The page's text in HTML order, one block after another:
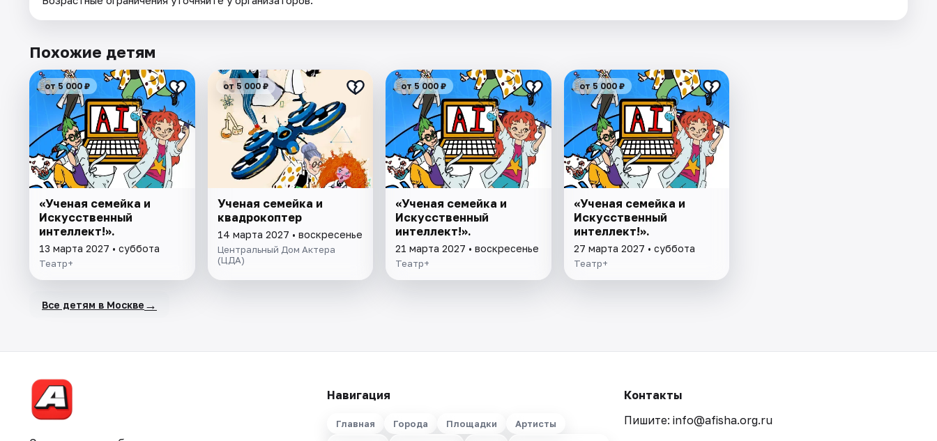
Похожие детям
от 5 000 ₽
«Ученая семейка и
Искусственный
интеллект!».
13 марта 2027 • суббота
Театр+
от 5 000 ₽
Ученая семейка и
квадрокоптер
14 марта 2027 • воскресенье
Центральный Дом Актера
(ЦДА)
от 5 000 ₽
«Ученая семейка и
Искусственный
интеллект!».
21 марта 2027 • воскресенье
Театр+
от 5 000 ₽
«Ученая семейка и
Искусственный
интеллект!».
27 марта 2027 • суббота
Театр+
Все детям в Москве →
Навигация
Главная Города Площадки
Артисты
Контакты
Пишите: info@afisha.org.ru